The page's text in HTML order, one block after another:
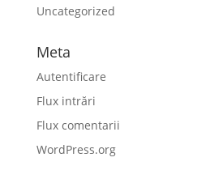
Uncategorized
Meta
Autentificare
Flux intrări
Flux comentarii
WordPress.org